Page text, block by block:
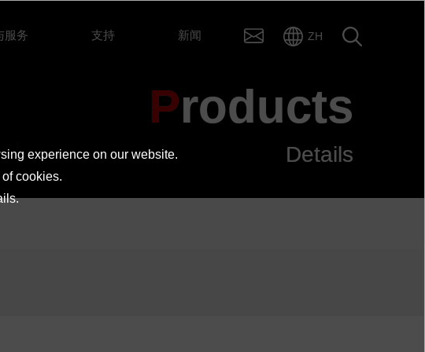
服务 支持 新闻 ZH
Products
Details
experience on our website.
cookies.